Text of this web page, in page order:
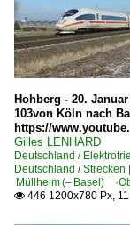
Hohberg - 20.
103von Köln nach
https://
Gilles LENHARD
Deutschland /
Deutschland /
Müllheim (– Basel)
 446 1200x780 Px,